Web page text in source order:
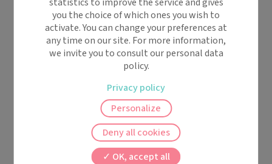
you the choice of which ones you wish to
activate. You can change your preferences at
any time on our site. For more information,
we invite you to consult our personal data
policy.
OK, accept all
Deny all cookies
Personalize
Privacy policy